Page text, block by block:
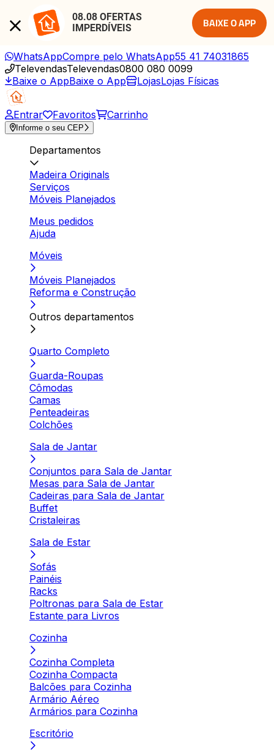
08.08 OFERTAS
IMPERDÍVEIS
BAIXE O APP
WhatsAppCompre pelo WhatsApp55 41 74031865
TelevendasTelevendas0800 080 0099
Baixe o AppBaixe o App LojasLojas Físicas
Entrar Favoritos Carrinho
Informe o seu CEP
Departamentos
Madeira Originals
Serviços
Móveis Planejados
Meus pedidos
Ajuda
Móveis
Móveis Planejados
Reforma e Construção
Outros departamentos
Quarto Completo
Guarda-Roupas
Cômodas
Camas
Penteadeiras
Colchões
Sala de Jantar
Conjuntos para Sala de Jantar
Mesas para Sala de Jantar
Cadeiras para Sala de Jantar
Buffet
Cristaleiras
Sala de Estar
Sofás
Painéis
Racks
Poltronas para Sala de Estar
Estante para Livros
Cozinha
Cozinha Completa
Cozinha Compacta
Balcões para Cozinha
Armário Aéreo
Armários para Cozinha
Escritório